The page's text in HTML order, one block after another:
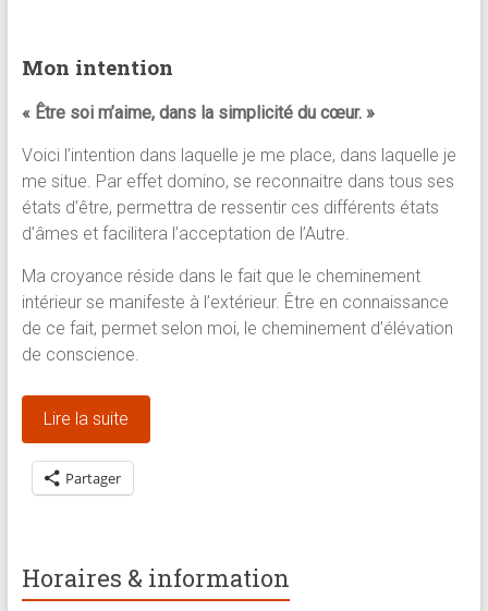
praticienne
thérapie
brève
Mon intention
« Être soi m’aime, dans la simplicité du cœur. »
Voici l’intention dans laquelle je me place, dans laquelle je
me situe. Par effet domino, se reconnaitre dans tous ses
états d’être, permettra de ressentir ces différents états
d’âmes et facilitera l’acceptation de l’Autre.
Ma croyance réside dans le fait que le cheminement
intérieur se manifeste à l’extérieur. Être en connaissance
de ce fait, permet selon moi, le cheminement d’élévation
de conscience.
Lire la suite
Partager
Horaires & information